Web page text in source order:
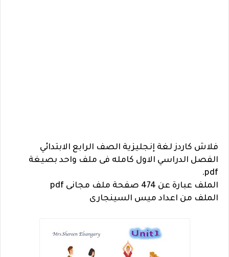
فلاش كاردز لغة إنجليزية الصف الرابع الابتدائي
الفصل الدراسي الاول كامله فى ملف واحد بصيغة
pdf.
الملف عبارة عن 474 صفحة ملف مجانى pdf
الملف من اعداد ميس السينجارى